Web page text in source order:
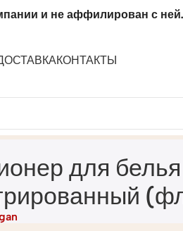
и не аффилирован с ней.
КОНТАКТЫ
(флакон 1)
для